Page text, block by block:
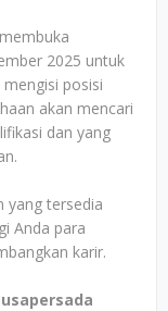
2025 untuk
posisi
akan mencari
dan yang
yang tersedia
Anda para
karir.